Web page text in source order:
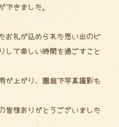
きました。
お礼が込められた思い出のビ
して楽しい時間を過ごすこと
が上がり、園庭で写真撮影も
皆様ありがとうございました